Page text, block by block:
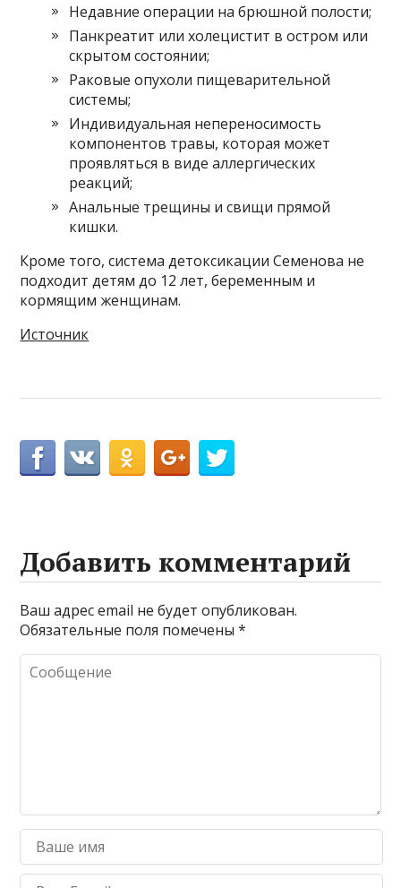
Недавние операции на брюшной полости;
Панкреатит или холецистит в остром или
скрытом состоянии;
Раковые опухоли пищеварительной
системы;
Индивидуальная непереносимость
компонентов травы, которая может
проявляться в виде аллергических
реакций;
Анальные трещины и свищи прямой
кишки.
Кроме того, система детоксикации Семенова не
подходит детям до 12 лет, беременным и
кормящим женщинам.
Источник
Добавить комментарий
Ваш адрес email не будет опубликован.
Обязательные поля помечены*